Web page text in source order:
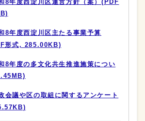
年度西淀川区運営方針（案）(PDF
年度西淀川区主たる事業予算
形式, 285.00KB)
年度の多文化共生推進施策につい
議や区の取組に関するアンケート